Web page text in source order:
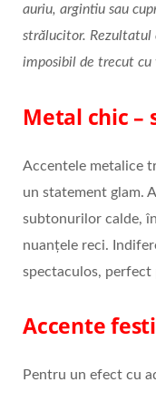
auriu, argintiu sau
strălucitor. Rezultatul
imposibil de trecut cu
Metal chic
Accentele metalice
un statement glam.
subtonurilor calde,
nuanțele reci.
spectaculos, perfect
Accente
Pentru un efect cu